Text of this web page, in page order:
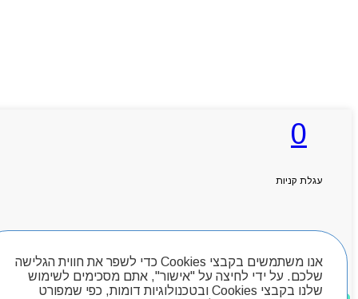
אנו משתמשים בקבצי Cookies כדי לשפר את חווית הגלישה
שלכם. על ידי לחיצה על "אישור", אתם מסכימים לשימוש
שלנו בקבצי Cookies ובטכנולוגיות דומות, כפי שמפורט
0
עגלת קניות
חיפוש מוצרים
מוצרים שאהבתי
Products search
ראשי
אודותניו
קטלוג מוצרים